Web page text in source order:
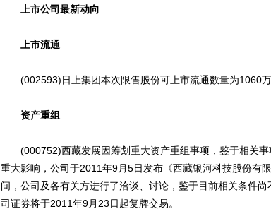
上市公司最新动向
上市流通
(002593)日上集团本次限售股份可上市流通数量为1060万
资产重组
(000752)西藏发展因筹划重大资产重组事项，鉴于相关事
重大影响，公司于2011年9月5日发布《西藏银河科技股份有
间，公司及各有关方进行了洽谈、讨论，鉴于目前相关条件
司证券将于2011年9月23日起复牌交易。